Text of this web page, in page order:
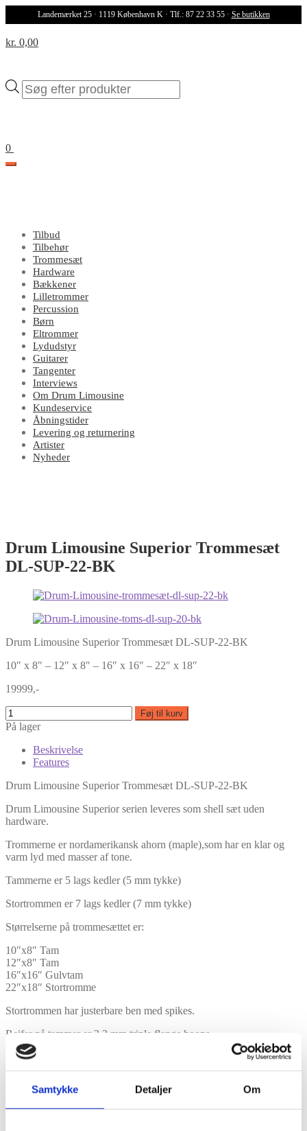
Samtykke Detaljer Om
Landemærket 25 · 1119 København K · Tlf.: 87 22 33 55 · Se butikken
Products
search
kr. 0,00
0
Tilbud
Tilbehør
Trommesæt
Hardware
Bækkener
Lilletrommer
Percussion
Børn
Eltrommer
Lydudstyr
Guitarer
Tangenter
Interviews
Om Drum Limousine
Kundeservice
Åbningstider
Levering og returnering
Artister
Nyheder
Drum Limousine Superior Trommesæt
DL-SUP-22-BK
Drum Limousine Superior Trommesæt DL-SUP-22-BK
10″ x 8″ – 12″ x 8″ – 16″ x 16″ – 22″ x 18″
19999,-
Føj til kurv
På lager
Beskrivelse
Features
Drum Limousine Superior Trommesæt DL-SUP-22-BK
Drum Limousine Superior serien leveres som shell sæt uden
hardware.
Trommerne er nordamerikansk ahorn (maple),som har en klar og
varm lyd med masser af tone.
Tammerne er 5 lags kedler (5 mm tykke)
Stortrommen er 7 lags kedler (7 mm tykke)
Størrelserne på trommesættet er:
10″x8″ Tam
12″x8″ Tam
16″x16″ Gulvtam
22″x18″ Stortromme
Stortrommen har justerbare ben med spikes.
Reifer på tammer er 2,3 mm triple flange hoops.
Der er RIMS på 10″ og 12″ tammerne for ekstra god sustain.
slag og resonant side.